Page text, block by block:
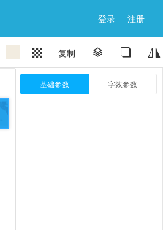
登录 注册
 复制   
基础参数 字效参数